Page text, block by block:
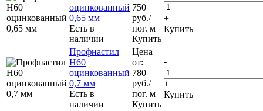
оцинкованный
0,65 мм
Есть в
наличии
750
руб./
пог. м
Купить
+
Купить
Профнастил
Н60
оцинкованный
0,7 мм
Есть в
наличии
Цена
от:
780
руб./
пог. м
Купить
-
+
Купить